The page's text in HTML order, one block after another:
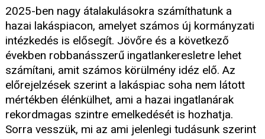
2025-ben nagy átalakulásokra számíthatunk a
hazai lakáspiacon, amelyet számos új kormányzati
intézkedés is elősegít. Jövőre és a következő
években robbanásszerű ingatlankeresletre lehet
számítani, amit számos körülmény idéz elő. Az
előrejelzések szerint a lakáspiac soha nem látott
mértékben élénkülhet, ami a hazai ingatlanárak
rekordmagas szintre emelkedését is hozhatja.
Sorra vesszük, mi az ami jelenlegi tudásunk szerint